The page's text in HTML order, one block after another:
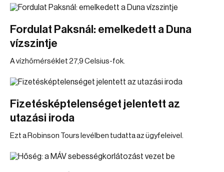
Fordulat Paksnál: emelkedett a Duna
vízszintje
A vízhőmérséklet 27,9 Celsius-fok.
Fizetésképtelenséget jelentett az
utazási iroda
Ezt a Robinson Tours levélben tudatta az ügyfeleivel.